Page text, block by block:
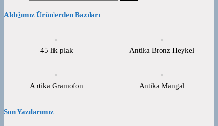
Aldığımız Ürünlerden Bazıları
45 lik plak Antika Bronz Heykel
Antika Gramofon Antika Mangal
Son Yazılarımız